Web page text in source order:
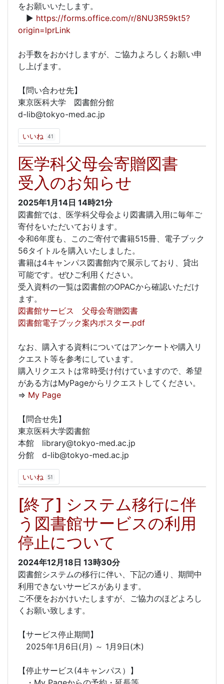
をお願いいたします。
▶ https://forms.office.com/r/8NU3R59kt5?
origin=lprLink
お手数をおかけしますが、ご協力よろしくお願い申
し上げます。
【問い合わせ先】
東京医科大学 図書館分館
d-lib@tokyo-med.ac.jp
いいね 41
医学科父母会寄贈図書
受入のお知らせ
2025年1月14日 14時21分
図書館では、医学科父母会より図書購入用に毎年ご
寄付をいただいております。
令和6年度も、このご寄付で書籍515冊、電子ブック
56タイトルを購入いたしました。
書籍は4キャンパス図書館内で展示しており、貸出
可能です。ぜひご利用ください。
受入資料の一覧は図書館のOPACから確認いただけ
ます。
図書館サービス 父母会寄贈図書
図書館電子ブック案内ポスター.pdf
なお、購入する資料についてはアンケートや購入リ
クエスト等を参考にしています。
購入リクエストは常時受け付けていますので、希望
がある方はMyPageからリクエストしてください。
⇒ My Page
【問合せ先】
東京医科大学図書館
本館 library@tokyo-med.ac.jp
分館 d-lib@tokyo-med.ac.jp
いいね 51
[終了] システム移行に伴
う図書館サービスの利用
停止について
2024年12月18日 13時30分
図書館システムの移行に伴い、下記の通り、期間中
利用できないサービスがあります。
ご不便をおかけいたしますが、ご協力のほどよろし
くお願い致します。
【サービス停止期間】
2025年1月6日(月) ～ 1月9日(木)
【停止サービス(4キャンパス）】